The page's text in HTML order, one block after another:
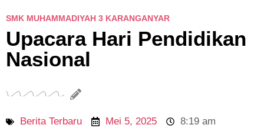
SMK MUHAMMADIYAH 3 KARANGANYAR
Upacara Hari Pendidikan
Nasional
Berita Terbaru Mei 5, 2025 8:19 am